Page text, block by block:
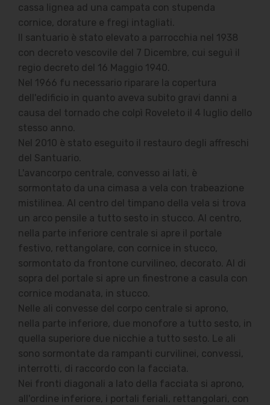
cassa lignea ad una campata con stupenda
cornice, dorature e fregi intagliati.
Il santuario è stato elevato a parrocchia nel 1938
con decreto vescovile del 7 Dicembre, cui seguì il
regio decreto del 16 Maggio 1940.
Nel 1966 fu necessario riparare la copertura
dell'edificio in quanto aveva subito gravi danni a
causa del tornado che colpì Roveleto il 4 luglio dello
stesso anno.
Nel 2010 è stato eseguito il restauro degli affreschi
del Santuario.
L'avancorpo centrale, convesso ai lati, è
sormontato da una cimasa a vela con trabeazione
mistilinea. Al centro del timpano della vela si trova
un arco pensile a tutto sesto in stucco. Al centro,
nella parte inferiore centrale si apre il portale
festivo, rettangolare, con cornice in stucco,
sormontato da frontone curvilineo, decorato. Al di
sopra del portale si apre un finestrone a casula con
cornice modanata, in stucco.
Nelle ali convesse del corpo centrale si aprono,
nella parte inferiore, due monofore a tutto sesto, in
quella superiore due nicchie a tutto sesto. Le ali
sono sormontate da rampanti curvilinei, convessi,
interrotti, di raccordo con la facciata.
Nei fronti diagonali a lato della facciata si aprono,
all'ordine inferiore, i portali feriali, rettangolari, con